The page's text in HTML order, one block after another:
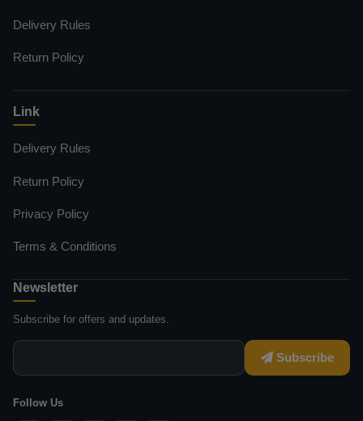
Delivery Rules
Return Policy
Link
Delivery Rules
Return Policy
Privacy Policy
Terms & Conditions
Newsletter
Subscribe for offers and updates.
Subscribe
Follow Us